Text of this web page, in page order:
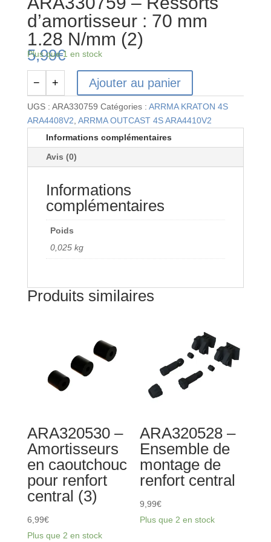
d’amortisseur : 70 mm
1.28 N/mm (2)
5,99€
Plus que 1 en stock
quantité
de
ARA330759
-
d'amortisseur :
1.28 N/mm
− + Ajouter au panier
UGS : ARA330759 Catégories : ARRMA KRATON 4S
ARA4408V2 ARRMA OUTCAST 4S ARA4410V2
Informations complémentaires
Avis (0)
Informations
complémentaires
Poids
0,025 kg
Produits similaires
ARA320530 –
Amortisseurs
en caoutchouc
pour renfort
central (3)
6,99€
Plus que 2 en stock
ARA320528 –
Ensemble de
montage de
renfort central
9,99€
Plus que 2 en stock